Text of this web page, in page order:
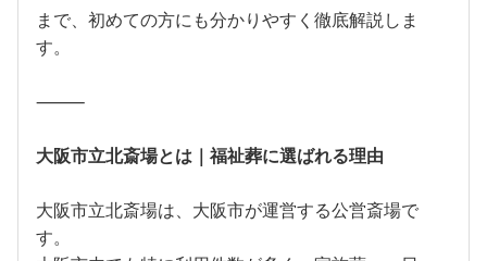
まで、初めての方にも分かりやすく徹底解説しま
す。
⸻
大阪市立北斎場とは｜福祉葬に選ばれる理由
大阪市立北斎場は、大阪市が運営する公営斎場で
す。